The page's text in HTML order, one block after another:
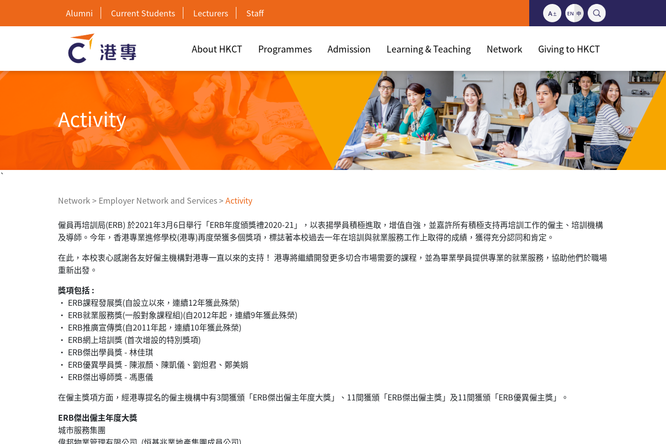
Alumni Current Students Lecturers Staff
About HKCT Programmes Admission Learning & Teaching Network Giving to HKCT
Activity
`
Network> Employer Network and Services>Activity
僱員再培訓局(ERB) 於2021年3月6日舉行「ERB年度頒獎禮2020-21」，以表揚學員積極進取，增值自強，並嘉許所有積極支持再培訓工作的僱主、培訓機構
及導師。今年，香港專業進修學校(港專)再度榮獲多個獎項，標誌著本校過去一年在培訓與就業服務工作上取得的成績，獲得充分認同和肯定。
在此，本校衷心感謝各友好僱主機構對港專一直以來的支持！ 港專將繼續開發更多切合巿場需要的課程，並為畢業學員提供專業的就業服務，協助他們於職場
重新出發。
獎項包括 :
• ERB課程發展獎(自設立以來，連續12年獲此殊榮)
• ERB就業服務獎(一般對象課程組)(自2012年起，連續9年獲此殊榮)
• ERB推廣宣傳獎(自2011年起，連續10年獲此殊榮)
• ERB網上培訓獎 (首次增設的特別獎項)
• ERB傑出學員獎 - 林佳琪
• ERB優異學員獎 - 陳淑顏、陳凱儀、劉炟君、鄭美娟
• ERB傑出導師獎 - 馮惠儀
在僱主獎項方面，經港專提名的僱主機構中有3間獲頒「ERB傑出僱主年度大獎」、11間獲頒「ERB傑出僱主獎」及11間獲頒「ERB優異僱主獎」。
ERB傑出僱主年度大獎
城市服務集團